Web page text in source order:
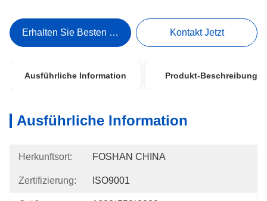
Erhalten Sie Besten Preis Kontakt Jetzt
Ausführliche Information Produkt-Beschreibung
Ausführliche Information
Herkunftsort: FOSHAN CHINA
Zertifizierung: ISO9001